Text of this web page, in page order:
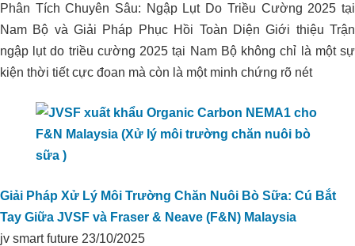
Xử lý môi trường trại heo I.D.P_Phú
Yên
Phân Tích Chuyên Sâu: Ngập Lụt Do Triều Cường 2025 tại
Nam Bộ và Giải Pháp Phục Hồi Toàn Diện Giới thiệu Trận
ngập lụt do triều cường 2025 tại Nam Bộ không chỉ là một sự
kiện thời tiết cực đoan mà còn là một minh chứng rõ nét
Giải Pháp Xử Lý Môi Trường Chăn Nuôi Bò Sữa: Cú Bắt
Tay Giữa JVSF và Fraser & Neave (F&N) Malaysia
jv smart future 23/10/2025